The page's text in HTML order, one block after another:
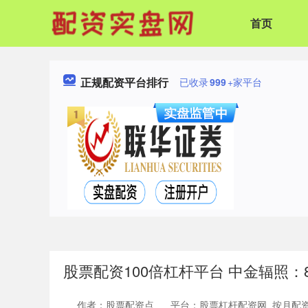
首页
正规配资平台排行 已收录999+家平台
股票配资100倍杠杆平台 中金辐照
作者：股票配资点 平台：股票杠杆配资网_按月配